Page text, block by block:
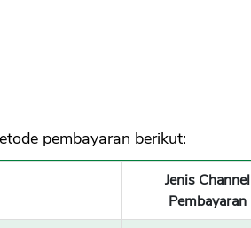
pembayaran berikut:
Jenis Channel
Pembayaran